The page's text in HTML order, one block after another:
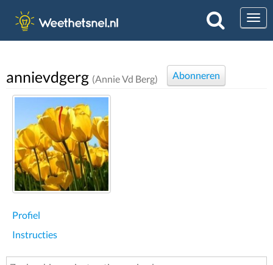
annievdgerg (Annie Vd Berg) Abonneren
Profiel
Instructies